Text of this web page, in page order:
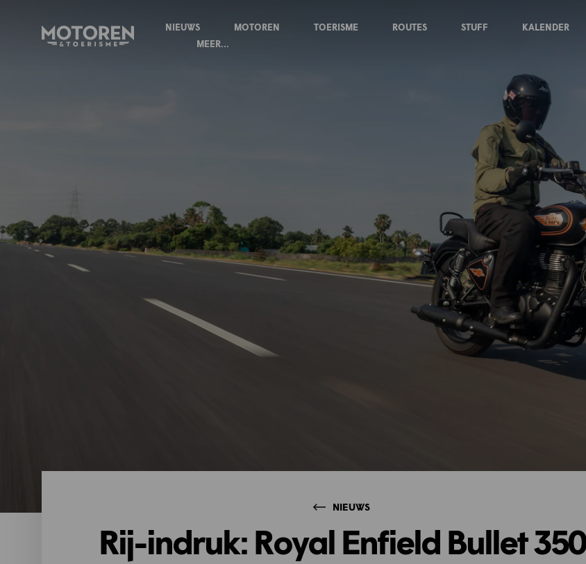
Homepage
NIEUWS MOTOREN TOERISME ROUTES STUFF KALENDER
MEER...
NIEUWS
Rij-indruk: Royal Enfield Bullet 350